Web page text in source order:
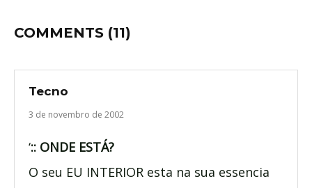
COMMENTS (11)
Tecno
3 de novembro de 2002
‘:: ONDE ESTÁ?
O seu EU INTERIOR esta na sua essencia